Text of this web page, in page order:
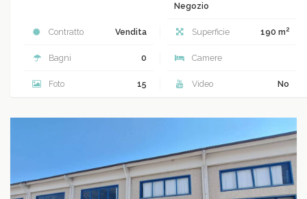
Negozio
Contratto Vendita Superficie 190 m2
Bagni 0 Camere
Foto 15 Video No